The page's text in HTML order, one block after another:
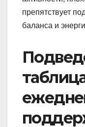
препятствует
баланса и